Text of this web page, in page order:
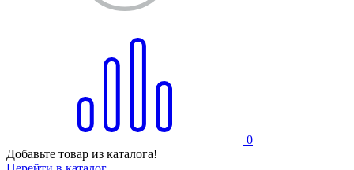
0
Добавьте товар из каталога!